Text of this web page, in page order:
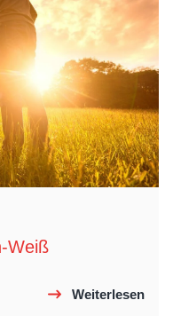
Weiß
Weiterlesen